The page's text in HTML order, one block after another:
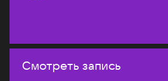
Смотреть запись